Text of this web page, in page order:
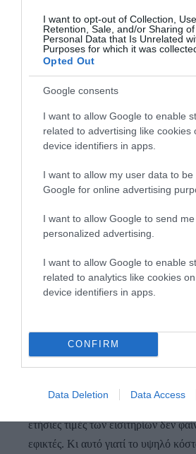
I want to opt-out of Collection, Use,
Retention, Sale, and/or Sharing
Personal Data that Is Unrelated
Purposes for which it was
Opted Out
Google consents
I want to allow Google to enable
related to advertising like cookies
device identifiers in apps.
I want to allow my user data to be
Google for online advertising
I want to allow Google to send me
personalized advertising.
I want to allow Google to enable
related to analytics like cookies
device identifiers in apps.
CONFIRM
Data Deletion Data Access
Κατηγορία:ΟΙΚΟΝΟΜΙΑ
ΑΚΤΟΠΛΟΪΚΑ
ΜΟΙΑΖΕΙ
ΜΕΙΩΘΟΥΝ ΟΙ
ΑΝΑΔΗΜΟΣΙΕΥΣΗ –
συνεχείς καλοκαιρινές προσφορές
ετήσιες τιμές των εισιτηρίων δεν
εφικτές. Κι αυτό γιατί το υψηλό